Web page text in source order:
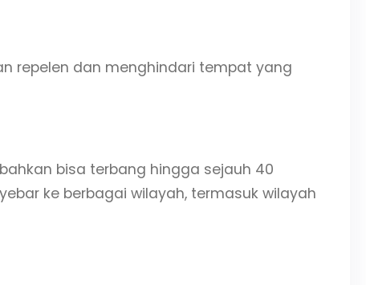
repelen dan menghindari tempat yang
bisa terbang hingga sejauh 40
ke berbagai wilayah, termasuk wilayah